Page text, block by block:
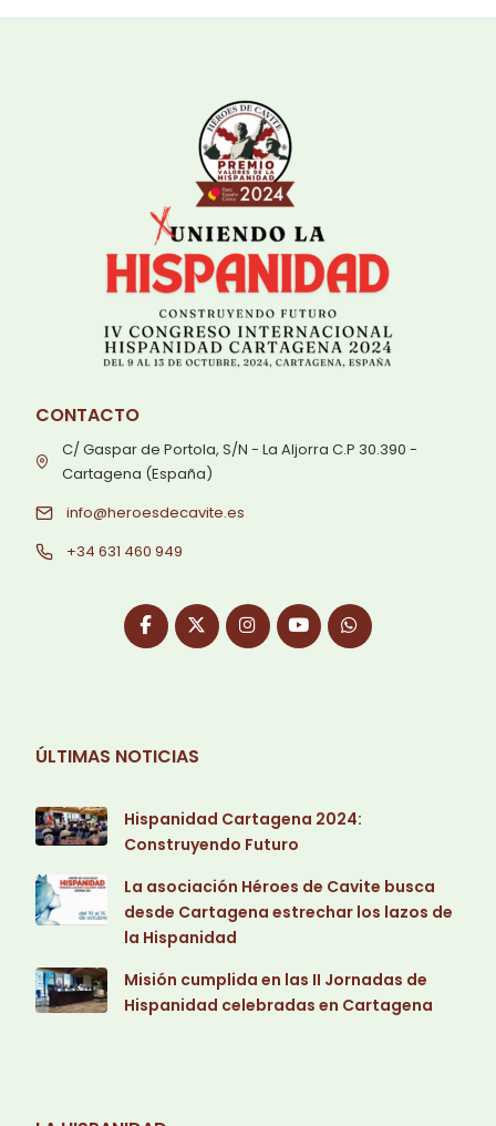
CONTACTO
C/ Gaspar de Portola, S/N - La Aljorra C.P 30.390 -
Cartagena (España)
info@heroesdecavite.es
+34 631 460 949
ÚLTIMAS NOTICIAS
Hispanidad Cartagena 2024:
Construyendo Futuro
La asociación Héroes de Cavite busca
desde Cartagena estrechar los lazos de
la Hispanidad
Misión cumplida en las II Jornadas de
Hispanidad celebradas en Cartagena